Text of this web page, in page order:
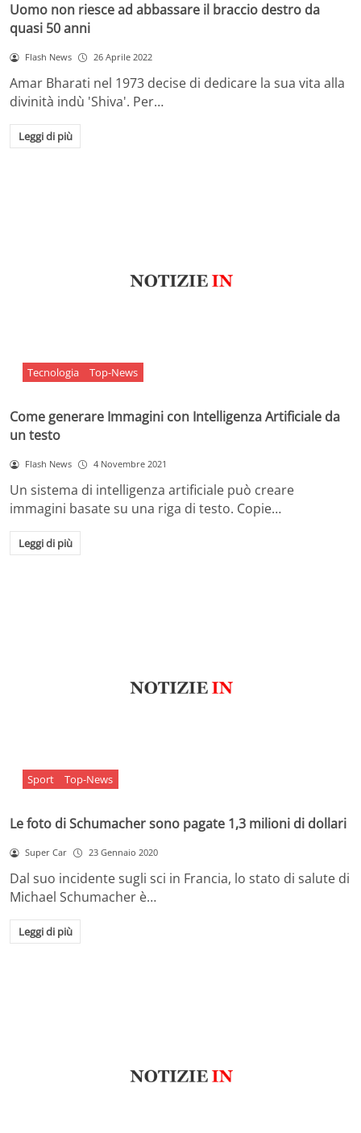
Uomo non riesce ad abbassare il braccio destro da
quasi 50 anni
Flash News 26 Aprile 2022
Amar Bharati nel 1973 decise di dedicare la sua vita alla
divinità indù 'Shiva'. Per…
Leggi di più
Tecnologia Top-News
Come generare Immagini con Intelligenza Artificiale da
un testo
Flash News 4 Novembre 2021
Un sistema di intelligenza artificiale può creare
immagini basate su una riga di testo. Copie…
Leggi di più
Sport Top-News
Le foto di Schumacher sono pagate 1,3 milioni di dollari
Super Car 23 Gennaio 2020
Dal suo incidente sugli sci in Francia, lo stato di salute di
Michael Schumacher è…
Leggi di più